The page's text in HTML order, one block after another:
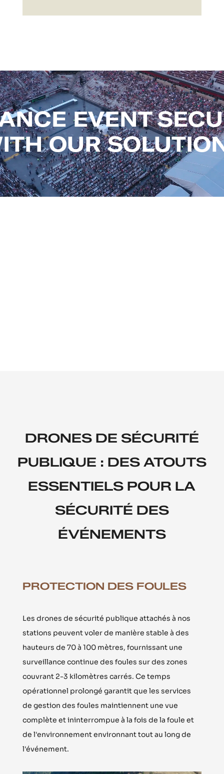
EVENT
OUR
DRONES DE SÉCURITÉ
PUBLIQUE : DES ATOUTS
ESSENTIELS POUR LA
SÉCURITÉ DES
ÉVÉNEMENTS
PROTECTION DES FOULES
Les drones de sécurité publique attachés à nos
stations peuvent voler de manière stable à des
hauteurs de 70 à 100 mètres, fournissant une
surveillance continue des foules sur des zones
couvrant 2-3 kilomètres carrés. Ce temps
opérationnel prolongé garantit que les services
de gestion des foules maintiennent une vue
complète et ininterrompue à la fois de la foule et
de l'environnement environnant tout au long de
l'événement.